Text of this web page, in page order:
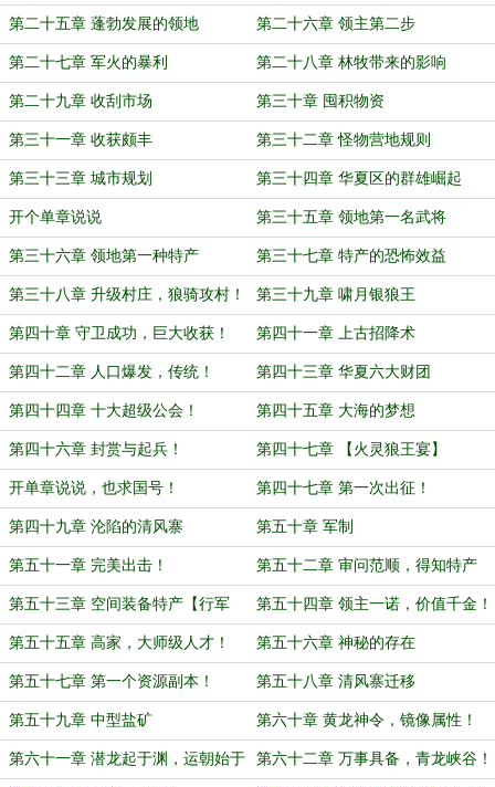
第二十五章 蓬勃发展的领地 第二十六章 领主第二步
第二十七章 军火的暴利 第二十八章 林牧带来的影响
第二十九章 收刮市场 第三十章 囤积物资
第三十一章 收获颇丰 第三十二章 怪物营地规则
第三十三章 城市规划 第三十四章 华夏区的群雄崛起
开个单章说说 第三十五章 领地第一名武将
第三十六章 领地第一种特产 第三十七章 特产的恐怖效益
第三十八章 升级村庄，狼骑攻村！ 第三十九章 啸月银狼王
第四十章 守卫成功，巨大收获！ 第四十一章 上古招降术
第四十二章 人口爆发，传统！ 第四十三章 华夏六大财团
第四十四章 十大超级公会！ 第四十五章 大海的梦想
第四十六章 封赏与起兵！ 第四十七章 【火灵狼王宴】
开单章说说，也求国号！ 第四十七章 第一次出征！
第四十九章 沦陷的清风寨 第五十章 军制
第五十一章 完美出击！ 第五十二章 审问范顺，得知特产
第五十三章 空间装备特产【行军
囊】
第五十四章 领主一诺，价值千金！
第五十五章 高家，大师级人才！ 第五十六章 神秘的存在
第五十七章 第一个资源副本！ 第五十八章 清风寨迁移
第五十九章 中型盐矿 第六十章 黄龙神令，镜像属性！
第六十一章 潜龙起于渊，运朝始于 第六十二章 万事具备，青龙峡谷！